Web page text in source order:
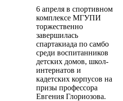
6 апреля в спортивном
комплексе МГУПИ
торжественно
завершилась
спартакиада по самбо
среди воспитанников
детских домов, школ-
интернатов и
кадетских корпусов на
призы профессора
Евгения Глориозова.